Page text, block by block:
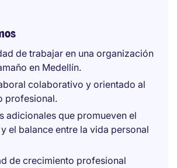
de trabajar en una organización
en Medellín.
colaborativo y orientado al
profesional.
adicionales que promueven el
el balance entre la vida personal
de crecimiento profesional